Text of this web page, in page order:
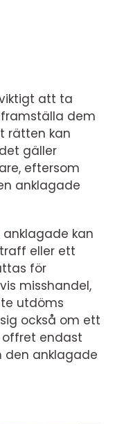
att ta
dem
rätten kan
gäller
eftersom
anklagade
kan
eller ett
för
misshandel,
utdöms
också om ett
endast
den anklagade